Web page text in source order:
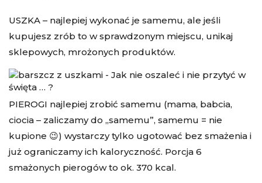
USZKA – najlepiej wykonać je samemu, ale jeśli
kupujesz zrób to w sprawdzonym miejscu, unikaj
sklepowych, mrożonych produktów.
PIEROGI najlepiej zrobić samemu (mama, babcia,
ciocia – zaliczamy do „samemu”, samemu = nie
kupione 😉) wystarczy tylko ugotować bez smażenia i
już ograniczamy ich kaloryczność. Porcja 6
smażonych pierogów to ok. 370 kcal.